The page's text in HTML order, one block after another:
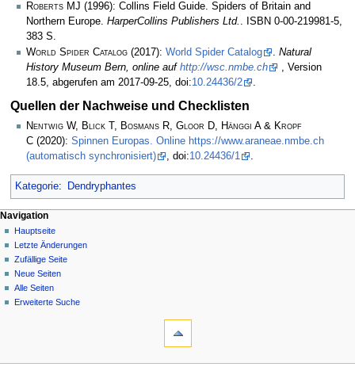
Roberts MJ (1996): Collins Field Guide. Spiders of Britain and
Northern Europe. HarperCollins Publishers Ltd. . ISBN 0-00-219981-5,
383 S.
World Spider Catalog (2017): World Spider Catalog . Natural
History Museum Bern, online auf http://wsc.nmbe.ch
, Version
18.5, abgerufen am 2017-09-25, doi:10.24436/2 .
Quellen der Nachweise und Checklisten
Nentwig W, Blick T, Bosmans R, Gloor D, Hänggi A & Kropf
C (2020): Spinnen Europas. Online https://www.araneae.nmbe.ch
(automatisch synchronisiert)
, doi:10.24436/1 .
Kategorie: Dendryphantes
Navigation
Hauptseite
Letzte Änderungen
Zufällige Seite
Neue Seiten
Alle Seiten
Erweiterte Suche